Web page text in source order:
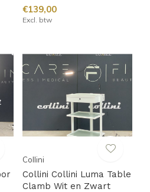
€139,00
Excl. btw
Collini
Collini Collini Luma Table
Clamb Wit en Zwart